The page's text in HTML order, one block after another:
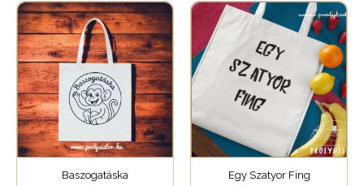
Baszogatáska Egy Szatyor Fing